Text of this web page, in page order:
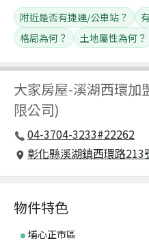
大家房屋-溪湖西環加
限公司)
04-3704-3233#22262
彰化縣溪湖鎮西環路213
附近是否有捷運/公車站？
格局為何？
土地屬性為何？
物件特色
埔心正市區